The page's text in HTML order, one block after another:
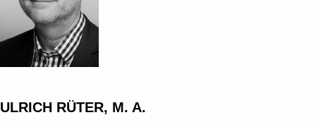
ULRICH RÜTER, M. A.